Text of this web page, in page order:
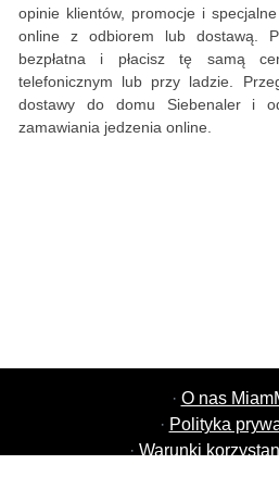
opinie klientów, promocje i
online z odbiorem lub dostawą.
bezpłatna i płacisz tę samą
telefonicznym lub przy ladzie.
dostawy do domu Siebenaler i
zamawiania jedzenia online.
· O nas
· Polityka
· Warunki